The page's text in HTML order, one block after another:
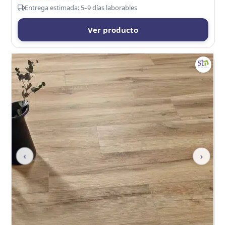
Entrega estimada: 5–9 días laborables
Ver producto
‹ ›